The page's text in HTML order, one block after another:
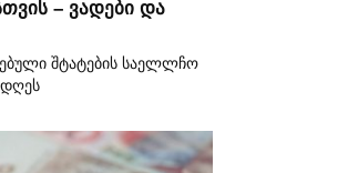
– ვადები და
შტატების საელლჩო